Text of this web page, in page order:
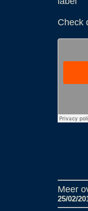
Check
Meer
25/02/